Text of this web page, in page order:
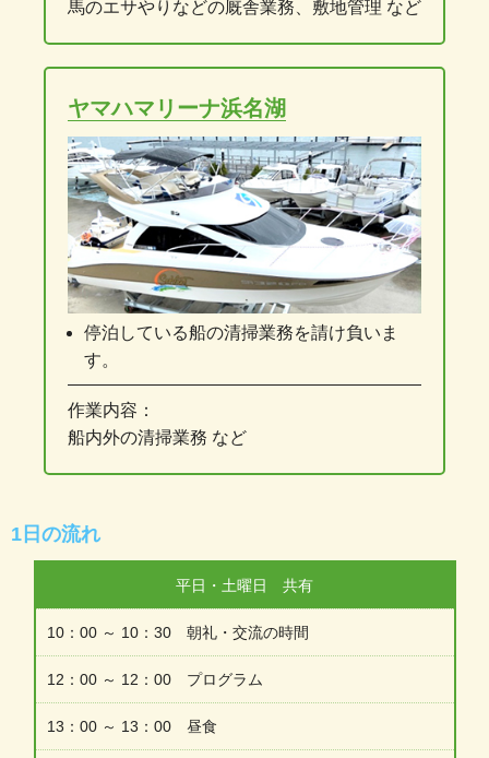
馬のエサやりなどの厩舎業務、敷地管理 など
ヤマハマリーナ浜名湖
停泊している船の清掃業務を請け負いま
す。
作業内容：
船内外の清掃業務 など
1日の流れ
平日・土曜日 共有
10：00 ～ 10：30 朝礼・交流の時間
12：00 ～ 12：00 プログラム
13：00 ～ 13：00 昼食